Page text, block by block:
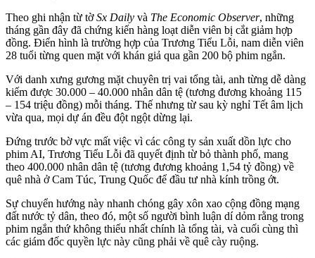
Theo ghi nhận từ tờSx Daily và The Economic Observer, những
tháng gần đây đã chứng kiến hàng loạt diễn viên bị cắt giảm hợp
đồng. Điển hình là trường hợp của Trương Tiểu Lỗi, nam diễn viên
28 tuổi từng quen mặt với khán giả qua gần 200 bộ phim ngắn.
Với danh xưng gương mặt chuyên trị vai tổng tài, anh từng dễ dàng
kiếm được 30.000 – 40.000 nhân dân tệ (tương đương khoảng 115
– 154 triệu đồng) mỗi tháng. Thế nhưng từ sau kỳ nghỉ Tết âm lịch
vừa qua, mọi dự án đều đột ngột dừng lại.
Đứng trước bờ vực mất việc vì các công ty sản xuất dồn lực cho
phim AI, Trương Tiểu Lỗi đã quyết định từ bỏ thành phố, mang
theo 400.000 nhân dân tệ (tương đương khoảng 1,54 tỷ đồng) về
quê nhà ở Cam Túc, Trung Quốc để đầu tư nhà kính trồng ớt.
Sự chuyển hướng này nhanh chóng gây xôn xao cộng đồng mạng
đất nước tỷ dân, theo đó, một số người bình luận dí dỏm rằng trong
phim ngắn thứ không thiếu nhất chính là tổng tài, và cuối cùng thì
các giám đốc quyền lực này cũng phải về quê cày ruộng.